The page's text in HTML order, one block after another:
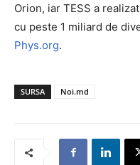
Orion, iar TESS a
cu peste 1 miliard de
Phys.org.
SURSA Noi.md